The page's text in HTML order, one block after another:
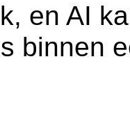
en AI
binnen